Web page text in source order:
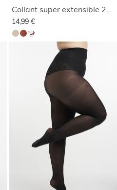
Collant super extensible 20 deniers
14,99 €